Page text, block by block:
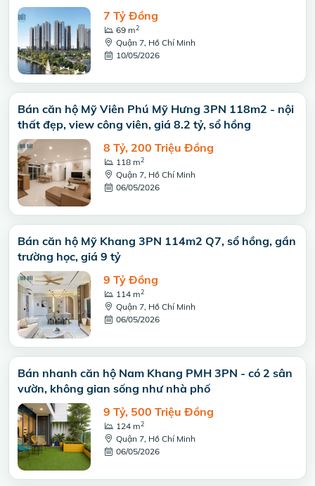
7 Tỷ Đồng
69 m2
Quận 7, Hồ Chí Minh
10/05/2026
Bán căn hộ Mỹ Viên Phú Mỹ Hưng 3PN 118m2 - nội
thất đẹp, view công viên, giá 8.2 tỷ, sổ hồng
8 Tỷ, 200 Triệu Đồng
118 m2
Quận 7, Hồ Chí Minh
06/05/2026
Bán căn hộ Mỹ Khang 3PN 114m2 Q7, sổ hồng, gần
trường học, giá 9 tỷ
9 Tỷ Đồng
114 m2
Quận 7, Hồ Chí Minh
06/05/2026
Bán nhanh căn hộ Nam Khang PMH 3PN - có 2 sân
vườn, không gian sống như nhà phố
9 Tỷ, 500 Triệu Đồng
124 m2
Quận 7, Hồ Chí Minh
06/05/2026